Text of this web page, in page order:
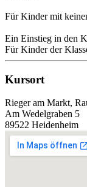
Für Kinder mit
Ein Einstieg in den
Für Kinder der
Kursort
Rieger am Markt,
Am Wedelgraben 5
89522 Heidenheim